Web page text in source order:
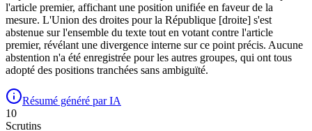
l'article premier, affichant une position unifiée en faveur de la
mesure. L'Union des droites pour la République [droite] s'est
abstenue sur l'ensemble du texte tout en votant contre l'article
premier, révélant une divergence interne sur ce point précis. Aucune
abstention n'a été enregistrée pour les autres groupes, qui ont tous
adopté des positions tranchées sans ambiguïté.
Résumé généré par IA
10
Scrutins